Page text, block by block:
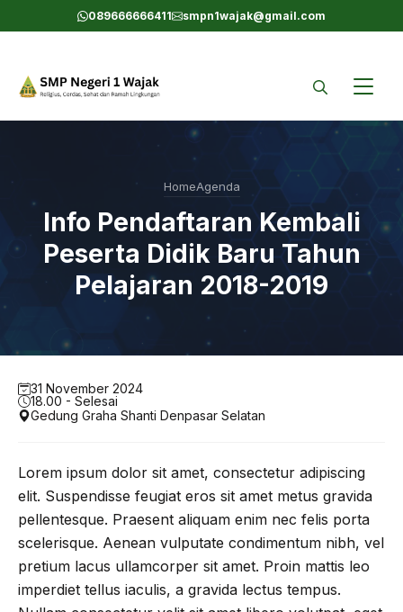
to
089666666411 smpn1wajak@gmail.com
HomeAgenda
Info Pendaftaran Kembali
Peserta Didik Baru Tahun
Pelajaran 2018-2019
31 November 2024
18.00 - Selesai
Gedung Graha Shanti Denpasar Selatan
Lorem ipsum dolor sit amet, consectetur adipiscing
elit. Suspendisse feugiat eros sit amet metus gravida
pellentesque. Praesent aliquam enim nec felis porta
scelerisque. Aenean vulputate condimentum nibh, vel
pretium lacus ullamcorper sit amet. Proin mattis leo
imperdiet tellus iaculis, a gravida lectus tempus.